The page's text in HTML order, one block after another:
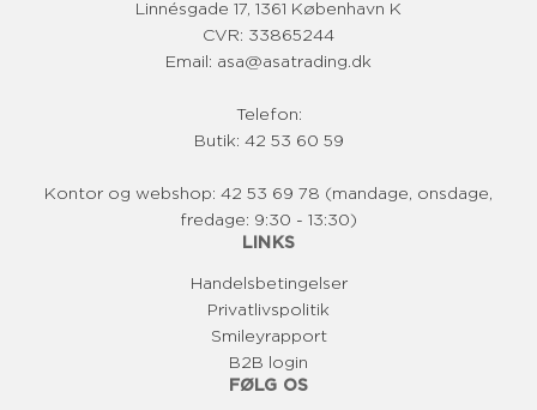
Linnésgade 17, 1361 København K
CVR: 33865244
Email: asa@asatrading.dk
Telefon:
Butik: 42 53 60 59
Kontor og webshop: 42 53 69 78 (mandage, onsdage,
fredage: 9:30 - 13:30)
LINKS
Handelsbetingelser
Privatlivspolitik
Smileyrapport
B2B login
FØLG OS